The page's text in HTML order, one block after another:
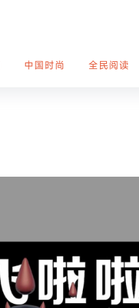
中国时尚 全民阅读